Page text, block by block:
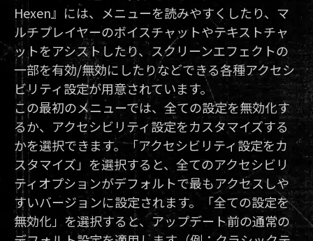
Hexen』には、メニューを読みやすくしたり、マ
ルチプレイヤーのボイスチャットやテキストチャ
ットをアシストしたり、スクリーンエフェクトの
一部を有効/無効にしたりなどできる各種アクセシ
ビリティ設定が用意されています。
この最初のメニューでは、全ての設定を無効化す
るか、アクセシビリティ設定をカスタマイズする
かを選択できます。「アクセシビリティ設定をカ
スタマイズ」を選択すると、全てのアクセシビリ
ティオプションがデフォルトで最もアクセスしや
すいバージョンに設定されます。「全ての設定を
無効化」を選択すると、アップデート前の通常の